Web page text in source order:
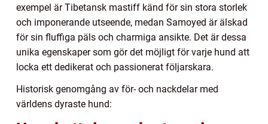
exempel är Tibetansk mastiff känd för sin stora storlek
och imponerande utseende, medan Samoyed är älskad
för sin fluffiga päls och charmiga ansikte. Det är dessa
unika egenskaper som gör det möjligt för varje hund att
locka ett dedikerat och passionerat följarskara.
Historisk genomgång av för- och nackdelar med
världens dyraste hund: